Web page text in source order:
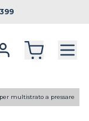
multistrato a pressare